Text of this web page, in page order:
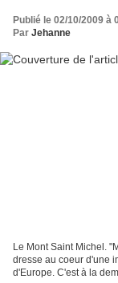
Publié le 02/10/2009 à
Par Jehanne
Le Mont Saint Michel.
dresse au coeur d'une
d'Europe. C'est à la